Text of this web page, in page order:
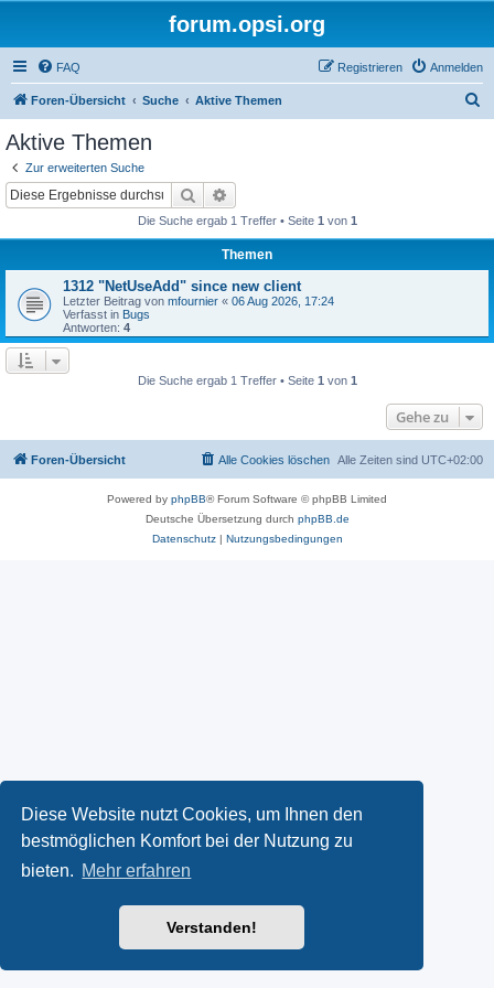
Diese Website nutzt Cookies, um Ihnen den
bestmöglichen Komfort bei der Nutzung zu
bieten. Mehr erfahren
Verstanden!
forum.opsi.org
FAQ Anmelden
Registrieren
Foren-Übersicht Suche Aktive Themen
Aktive Themen
Zur erweiterten Suche
Suche
Die Suche ergab 1 Treffer • Seite 1 von 1
Themen
1312 "NetUseAdd" since new client
Letzter Beitrag von mfournier « 06 Aug 2026, 17:24
Verfasst in Bugs
Antworten: 4
Die Suche ergab 1 Treffer • Seite 1 von 1
Gehe zu
Foren-Übersicht Alle Zeiten sind UTC+02:00
Alle Cookies löschen
Powered by phpBB® Forum Software © phpBB Limited
Deutsche Übersetzung durch phpBB.de
Datenschutz| Nutzungsbedingungen